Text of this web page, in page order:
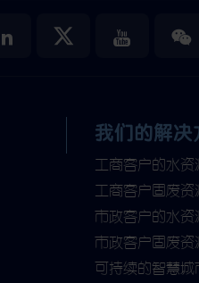
我们的解决
工商客户的水资
工商客户固废资
市政客户的水资
市政客户固废资
可持续的智慧城